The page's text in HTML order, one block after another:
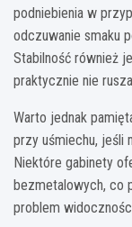
podniebienia w
odczuwanie smaku
Stabilność również
praktycznie nie
Warto jednak
przy uśmiechu,
Niektóre gabinety
bezmetalowych, co
problem